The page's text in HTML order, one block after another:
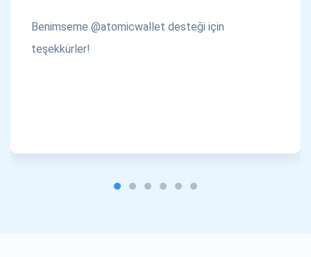
Benimseme @atomicwallet desteği için
teşekkürler!